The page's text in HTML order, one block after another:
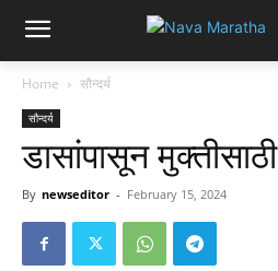
Home सौन्दर्य
सौन्दर्य
डासांपासून मुक्तीसाठी
By newseditor - February 15, 2024